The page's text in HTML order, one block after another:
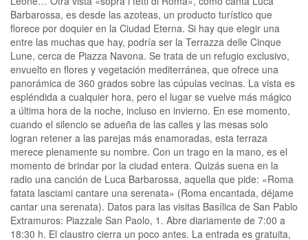
Barbarossa, es desde las azoteas, un producto turístico que
florece por doquier en la Ciudad Eterna. Si hay que elegir una
entre las muchas que hay, podría ser la Terrazza delle Cinque
Lune, cerca de Piazza Navona. Se trata de un refugio exclusivo,
envuelto en flores y vegetación mediterránea, que ofrece una
panorámica de 360 grados sobre las cúpulas vecinas. La vista es
espléndida a cualquier hora, pero el lugar se vuelve más mágico
a última hora de la noche, incluso en invierno. En ese momento,
cuando el silencio se adueña de las calles y las mesas solo
logran retener a las parejas más enamoradas, esta terraza
merece plenamente su nombre. Con un trago en la mano, es el
momento de brindar por la ciudad entera. Quizás suena en la
radio una canción de Luca Barbarossa, aquella que pide: «Roma
fatata lasciami cantare una serenata» (Roma encantada, déjame
cantar una serenata). Datos para las visitas Basílica de San Pablo
Extramuros: Piazzale San Paolo, 1. Abre diariamente de 7:00 a
18:30 h. El claustro cierra un poco antes. La entrada es gratuita,